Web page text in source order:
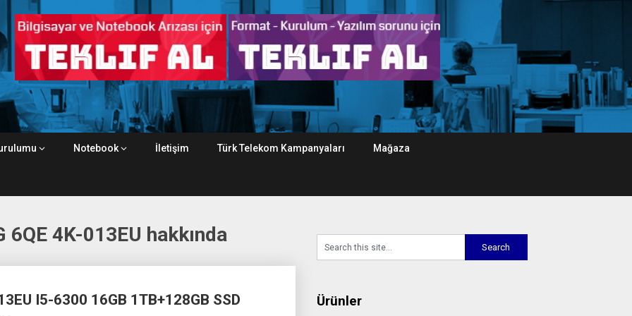
Notebook İletişim Türk Telekom Kampanyaları Mağaza
6QE 4K-013EU hakkında
I5-6300 16GB 1TB+128GB SSD
Ürünler